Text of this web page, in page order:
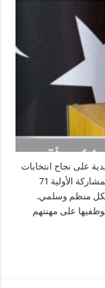
بعثة الأمم المتحدة للدعم في ليبيا مواطني 26 بلدية على نجاح انتخابات
المجالس البلدية التي جرت أمس، حيث بلغت نسبة المشاركة الأولية 71
بشكل منظم وسلمي.
على مهنتهم